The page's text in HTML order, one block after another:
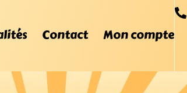
Contact Mon compte